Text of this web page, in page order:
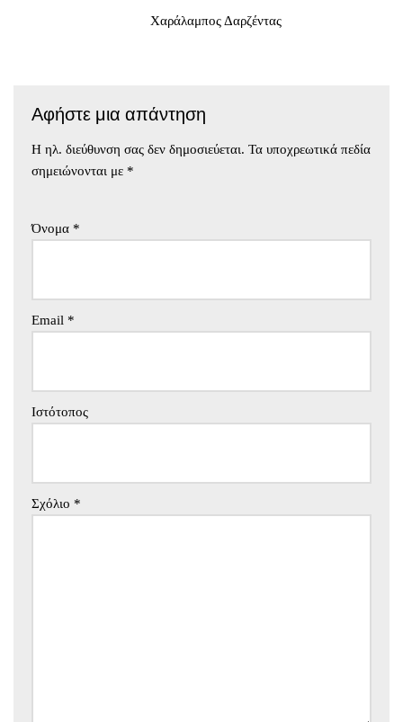
Χαράλαμπος Δαρζέντας
Αφήστε μια απάντηση
Η ηλ. διεύθυνση σας δεν δημοσιεύεται. Τα υποχρεωτικά πεδία
σημειώνονται με *
Όνομα *
Email *
Ιστότοπος
Σχόλιο *